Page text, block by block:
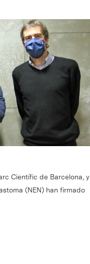
Científic de Barcelona, y
(NEN) han firmado